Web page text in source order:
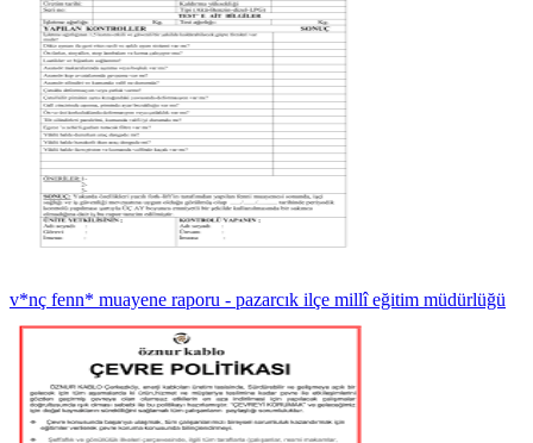
v*nç fenn* muayene raporu - pazarcık ilçe millî eğitim müdürlüğü